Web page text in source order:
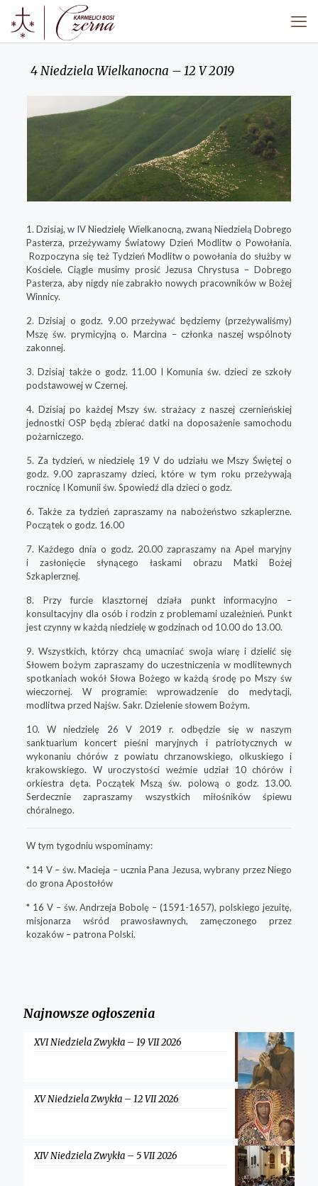
4 Niedziela Wielkanocna – 12 V 2019
1. Dzisiaj, w IV Niedzielę Wielkanocną, zwaną Niedzielą Dobrego
Pasterza, przeżywamyŚwiatowy Dzień Modlitw o Powołania.
Rozpoczyna się też Tydzień Modlitw o powołania do służby w
Kościele. Ciągle musimy prosić Jezusa Chrystusa – Dobrego
Pasterza, aby nigdy nie zabrakło nowych pracowników w Bożej
Winnicy.
2. Dzisiaj o godz. 9.00 przeżywać będziemy (przeżywaliśmy)
Mszę św. prymicyjną o. Marcina – członka naszej wspólnoty
zakonnej.
3. Dzisiaj także o godz. 11.00 I Komunia św. dzieci ze szkoły
podstawowej w Czernej.
4. Dzisiaj po każdej Mszy św. strażacy z naszej czernieńskiej
jednostki OSP będą zbierać datki na doposażenie samochodu
pożarniczego.
5. Za tydzień, w niedzielę 19 V do udziału we Mszy Świętej o
godz. 9.00 zapraszamy dzieci, które w tym roku przeżywają
rocznicę I Komunii św. Spowiedź dla dzieci o godz.
6. Także za tydzień zapraszamy na nabożeństwo szkaplerzne.
Początek o godz. 16.00
7. Każdego dnia o godz. 20.00 zapraszamy naApel maryjny
i zasłonięciesłynącego łaskami obrazu Matki Bożej
Szkaplerznej.
8. Przy furcie klasztornej działa punkt informacyjno –
konsultacyjnydla osób i rodzin z problemami uzależnień. Punkt
jest czynny w każdą niedzielę w godzinach od 10.00 do 13.00.
9. Wszystkich, którzy chcą umacniać swoja wiarę i dzielić się
Słowem bożym zapraszamy do uczestniczenia w modlitewnych
spotkaniach wokół Słowa Bożego w każdą środę po Mszy św
wieczornej. W programie: wprowadzenie do medytacji,
modlitwa przed Najśw. Sakr. Dzielenie słowem Bożym.
10. W niedzielę 26 V 2019 r. odbędzie się w naszym
sanktuarium koncert pieśni maryjnych i patriotycznych w
wykonaniu chórów z powiatu chrzanowskiego, olkuskiego i
krakowskiego. W uroczystości weźmie udział 10 chórów i
orkiestra dęta. Początek Mszą św. polową o godz. 13.00.
Serdecznie zapraszamy wszystkich miłośników śpiewu
chóralnego.
W tym tygodniu wspominamy:
* 14 V – św. Macieja – ucznia Pana Jezusa, wybrany przez Niego
do grona Apostołów
* 16 V – św. Andrzeja Bobolę – (1591-1657), polskiego jezuitę,
misjonarza wśród prawosławnych, zamęczonego przez
kozaków – patrona Polski.
Najnowsze ogłoszenia
XVI Niedziela Zwykła – 19 VII 2026
XV Niedziela Zwykła – 12 VII 2026
XIV Niedziela Zwykła – 5 VII 2026